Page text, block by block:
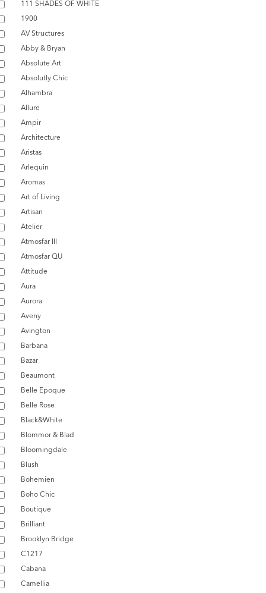
111 SHADES OF WHITE
1900
AV Structures
Abby & Bryan
Absolute Art
Absolutly Chic
Alhambra
Allure
Ampir
Architecture
Aristas
Arlequin
Aromas
Art of Living
Artisan
Atelier
Atmosfar III
Atmosfar QU
Attitude
Aura
Aurora
Aveny
Avington
Barbana
Bazar
Beaumont
Belle Epoque
Belle Rose
Black&White
Blommor & Blad
Bloomingdale
Blush
Bohemien
Boho Chic
Boutique
Brilliant
Brooklyn Bridge
C1217
Cabana
Camellia